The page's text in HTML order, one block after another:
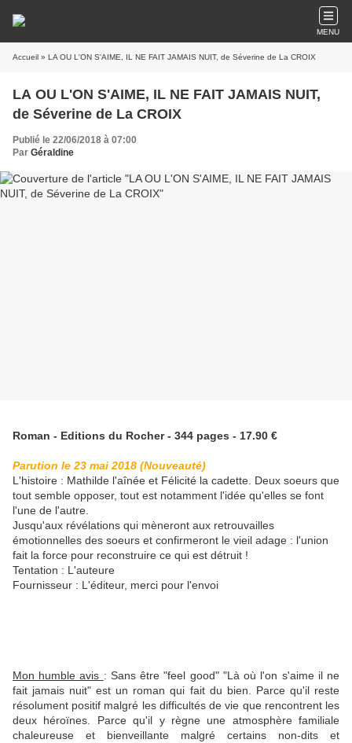
MENU
Accueil » LA OU L'ON S'AIME, IL NE FAIT JAMAIS NUIT, de Séverine de La CROIX
LA OU L'ON S'AIME, IL NE FAIT JAMAIS NUIT,
de Séverine de La CROIX
Publié le 22/06/2018 à 07:00
Par Géraldine
Roman - Editions du Rocher - 344 pages - 17.90 €
Parution le 23 mai 2018 (Nouveauté)
L'histoire : Mathilde l'aînée et Félicité la cadette. Deux soeurs que
tout semble opposer, tout est notamment l'idée qu'elles se font
l'une de l'autre.
Jusqu'aux révélations qui mèneront aux retrouvailles
émotionnelles des soeurs et confirmeront le vieil adage : l'union
fait la force pour reconstruire ce qui est détruit !
Tentation : L'auteure
Fournisseur : L'éditeur, merci pour l'envoi
Mon humble avis : Sans être "feel good" "Là où l'on s'aime il ne
fait jamais nuit" est un roman qui fait du bien. Parce qu'il reste
résolument positif malgré les difficultés de vie que rencontrent les
deux héroïnes. Parce qu'il y règne une atmosphère familiale
chaleureuse et bienveillante malgré certains non-dits et